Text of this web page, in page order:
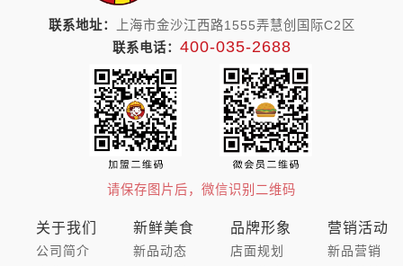
联系地址：
上海市金沙江西路1555弄慧创国际C2区
联系电话： 400-035-2688
请保存图片后，微信识别二维码
关于我们
公司简介
新鲜美食
新品动态
品牌形象
店面规划
营销活动
新品营销